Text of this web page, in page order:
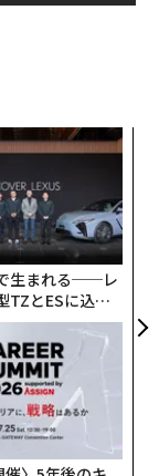
生まれる──レ
TZとESに込め
」の哲学